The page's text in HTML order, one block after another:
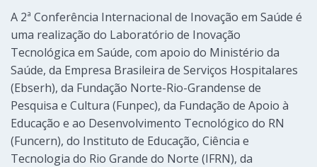
A 2ª Conferência Internacional de Inovação em Saúde é
uma realização do Laboratório de Inovação
Tecnológica em Saúde, com apoio do Ministério da
Saúde, da Empresa Brasileira de Serviços Hospitalares
(Ebserh), da Fundação Norte-Rio-Grandense de
Pesquisa e Cultura (Funpec), da Fundação de Apoio à
Educação e ao Desenvolvimento Tecnológico do RN
(Funcern), do Instituto de Educação, Ciência e
Tecnologia do Rio Grande do Norte (IFRN), da